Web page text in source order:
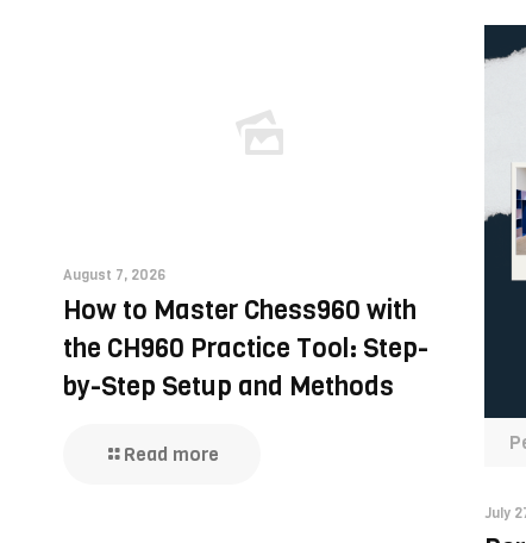
August 7, 2026
How to Master Chess960 with
the CH960 Practice Tool: Step-
by-Step Setup and Methods
Read more
July